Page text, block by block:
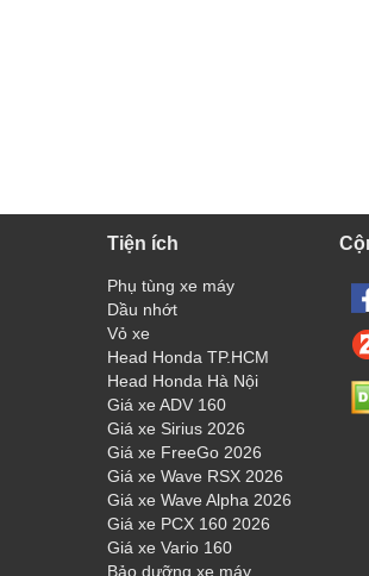
Tiện ích
Phụ tùng xe máy
Dầu nhớt
Vỏ xe
Head Honda TP.HCM
Head Honda Hà Nội
Giá xe ADV 160
Giá xe Sirius 2026
Giá xe FreeGo 2026
Giá xe Wave RSX 2026
Giá xe Wave Alpha 2026
Giá xe PCX 160 2026
Giá xe Vario 160
Bảo dưỡng xe máy